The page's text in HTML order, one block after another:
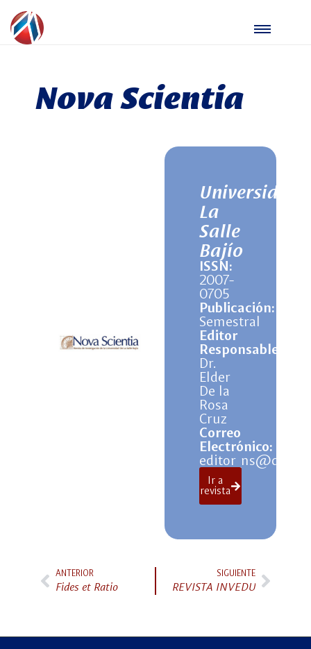
Nova Scientia
Universidad
La
Salle
Bajío
ISSN:
2007-
0705
Publicación:
Semestral
Editor
Responsable:
Dr.
Elder
De la
Rosa
Cruz
Correo
Electrónico:
Ir a
revista
ANTERIOR
Fides et Ratio
SIGUIENTE
REVISTA INVEDU